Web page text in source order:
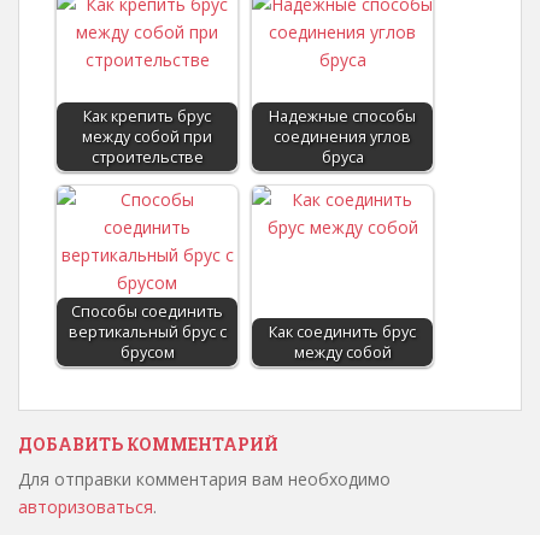
Как крепить брус
между собой при
строительстве
Надежные способы
соединения углов
бруса
Способы соединить
вертикальный брус с
брусом
Как соединить брус
между собой
ДОБАВИТЬ КОММЕНТАРИЙ
Для отправки комментария вам необходимо
авторизоваться.